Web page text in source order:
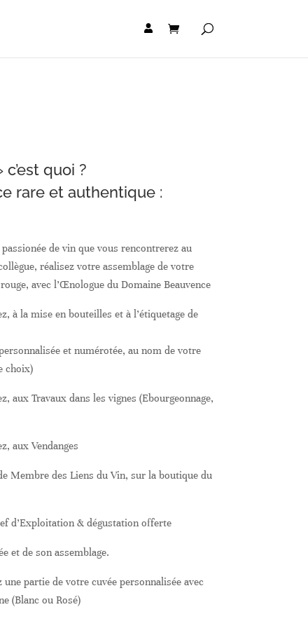
quoi ?
rare et authentique :
de vin que vous rencontrerez au
réalisez votre assemblage de votre
avec l’Œnologue du Domaine Beauvence
à la mise en bouteilles et à l’étiquetage de
et numérotée, au nom de votre
choix)
aux Travaux dans les vignes (Ebourgeonnage,
aux Vendanges
Membre des Liens du Vin, sur la boutique du
d’Exploitation & dégustation offerte
et de son assemblage.
partie de votre cuvée personnalisée avec
(Blanc ou Rosé)